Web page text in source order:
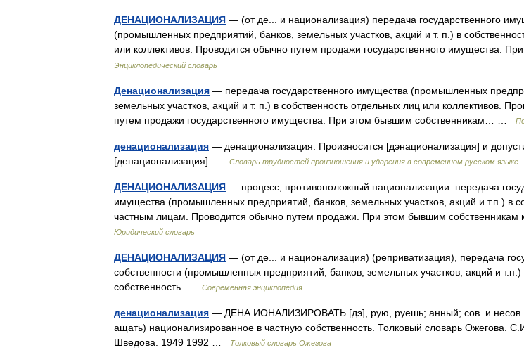
ДЕНАЦИОНАЛИЗАЦИЯ — (от де... и национализация) передача государственного
(промышленных предприятий, банков, земельных участков, акций и т. п.) в
или коллективов. Проводится обычно путем продажи государственного имущества.
Энциклопедический словарь
Денационализация — передача государственного имущества (промышленных
земельных участков, акций и т. п.) в собственность отдельных лиц или коллективов.
путем продажи государственного имущества. При этом бывшим собственникам… …
денационализация — денационализация. Произносится [дэнационализация] и
[денационализация] …
Словарь трудностей произношения и ударения в современном русском языке
ДЕНАЦИОНАЛИЗАЦИЯ — процесс, противоположный национализации: передача
имущества (промышленных предприятий, банков, земельных участков, акций и т.п.) в
частным лицам. Проводится обычно путем продажи. При этом бывшим
Юридический словарь
ДЕНАЦИОНАЛИЗАЦИЯ — (от де... и национализация) (реприватизация), передача
собственности (промышленных предприятий, банков, земельных участков, акций и т.п.)
собственность …
Современная энциклопедия
денационализация — ДЕНА ИОНАЛИЗИРОВАТЬ [дэ], рую, руешь; анный; сов. и несов.,
ащать) национализированное в частную собственность. Толковый словарь Ожегова.
Шведова. 1949 1992 …
Толковый словарь Ожегова